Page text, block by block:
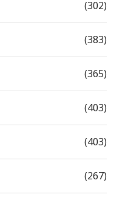
(302)
(383)
(365)
(403)
(403)
(267)